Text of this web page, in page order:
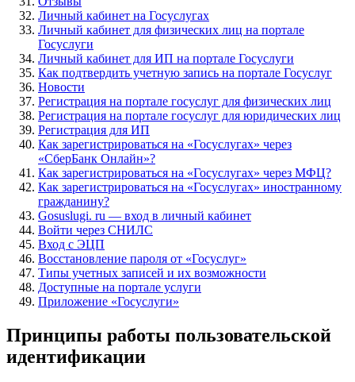
Личный кабинет на Госуслугах
Личный кабинет для физических лиц на портале
Госуслуги
Личный кабинет для ИП на портале Госуслуги
Как подтвердить учетную запись на портале Госуслуг
Новости
Регистрация на портале госуслуг для физических лиц
Регистрация на портале госуслуг для юридических лиц
Регистрация для ИП
Как зарегистрироваться на «Госуслугах» через
«СберБанк Онлайн»?
Как зарегистрироваться на «Госуслугах» через МФЦ?
Как зарегистрироваться на «Госуслугах» иностранному
гражданину?
Gosuslugi. ru — вход в личный кабинет
Войти через СНИЛС
Вход с ЭЦП
Восстановление пароля от «Госуслуг»
Типы учетных записей и их возможности
Доступные на портале услуги
Приложение «Госуслуги»
Принципы работы пользовательской
идентификации